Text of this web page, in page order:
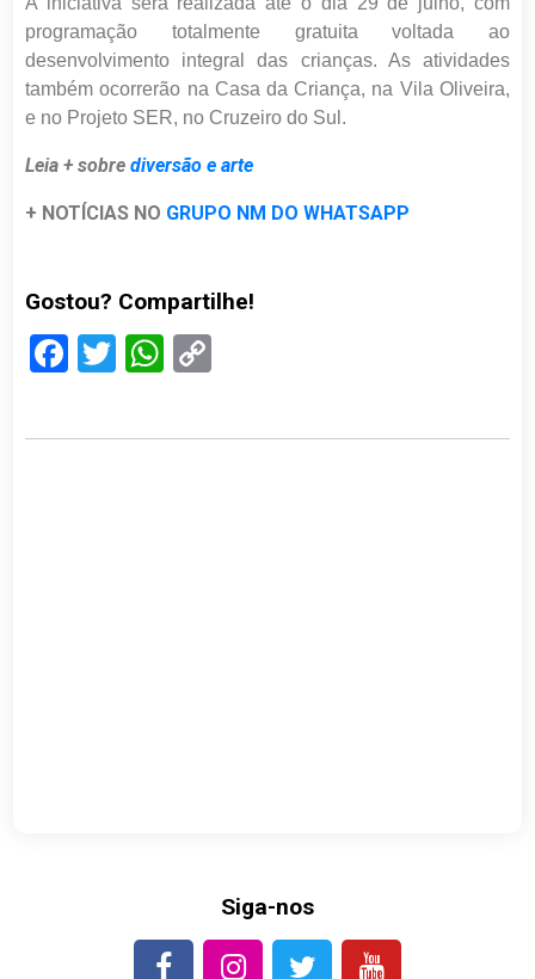
programação totalmente gratuita voltada ao
desenvolvimento integral das crianças. As atividades
também ocorrerão na Casa da Criança, na Vila Oliveira,
e no Projeto SER, no Cruzeiro do Sul.
Leia + sobrediversão e arte
+ NOTÍCIAS NO GRUPO NM DO WHATSAPP
Gostou? Compartilhe!
Facebook
TwitterWhatsApp
Siga-nos